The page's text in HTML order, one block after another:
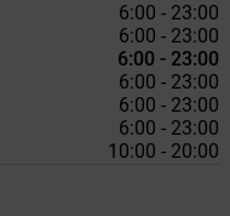
6:00 - 23:00
6:00 - 23:00
6:00 - 23:00
6:00 - 23:00
6:00 - 23:00
6:00 - 23:00
10:00 - 20:00